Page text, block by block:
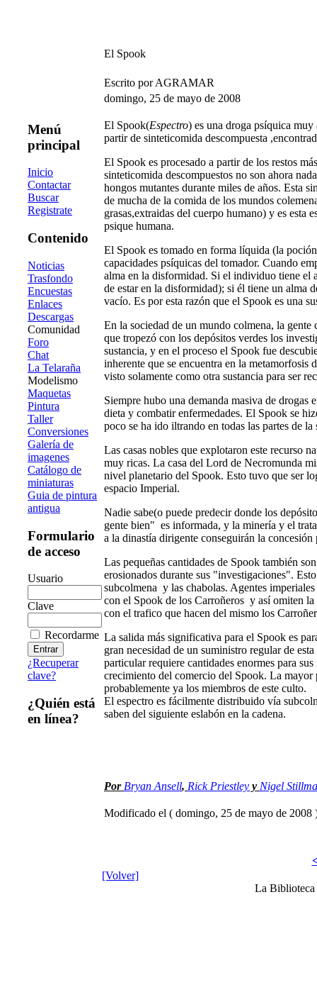
Menú
principal
Inicio
Contactar
Buscar
Registrate
Contenido
Noticias
Trasfondo
Encuestas
Enlaces
Descargas
Comunidad
Foro
Chat
La Telaraña
Modelismo
Maquetas
Pintura
Taller
Conversiones
Galería de
imagenes
Catálogo de
miniaturas
Guia de pintura
antigua
Formulario
de acceso
Usuario
Clave
Recordarme
¿Recuperar
clave?
¿Quién está
en línea?
El Spook
Escrito por AGRAMAR
domingo, 25 de mayo de 2008
El Spook(Espectro) es una droga psíquica
partir de sinteticomida descompuesta
El Spook es procesado a partir de los restos
sinteticomida descompuestos no son ahora
hongos mutantes durante miles de años. Esta
de mucha de la comida de los mundos
grasas,extraidas del cuerpo humano) y es esta
psique humana.
El Spook es tomado en forma líquida (la
capacidades psíquicas del tomador. Cuando
alma en la disformidad. Si el individuo tiene el
de estar en la disformidad); si él tiene un alma
vacío. Es por esta razón que el Spook es una
En la sociedad de un mundo colmena, la gente
que tropezó con los depósitos verdes los
sustancia, y en el proceso el Spook fue
inherente que se encuentra en la
visto solamente como otra sustancia para ser
Siempre hubo una demanda masiva de
dieta y combatir enfermedades. El Spook se
poco se ha ido iltrando en todas las partes de
Las casas nobles que explotaron este recurso
muy ricas. La casa del Lord de Necromunda
nivel planetario del Spook. Esto tuvo que ser
espacio Imperial.
Nadie sabe(o puede predecir donde los
gente bien" es informada, y la minería y el
a la dinastía dirigente conseguirán la
Las pequeñas cantidades de Spook también
erosionados durante sus "investigaciones".
subcolmena y las chabolas. Agentes
con el Spook de los Carroñeros y así omiten
con el trafico que hacen del mismo los
La salida más significativa para el Spook es
gran necesidad de un suministro regular de
particular requiere cantidades enormes para
crecimiento del comercio del Spook. La mayor
probablemente ya los miembros de este culto.
El espectro es fácilmente distribuido vía
saben del siguiente eslabón en la cadena.
Por Bryan Ansell, Rick Priestley y Nigel
Modificado el ( domingo, 25 de mayo de 2008
[Volver]
La